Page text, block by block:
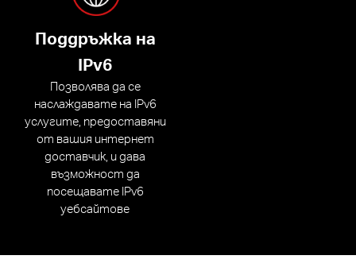
Поддръжка на
IPv6
Позволява да се
наслаждавате на IPv6
услугите, предоставяни
от вашия интернет
доставчик, и дава
възможност да
посещавате IPv6
уебсайтове